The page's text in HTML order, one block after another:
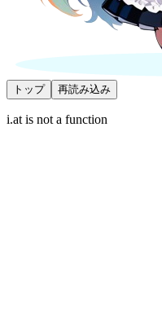
トップ 再読み込み
i.at is not a function